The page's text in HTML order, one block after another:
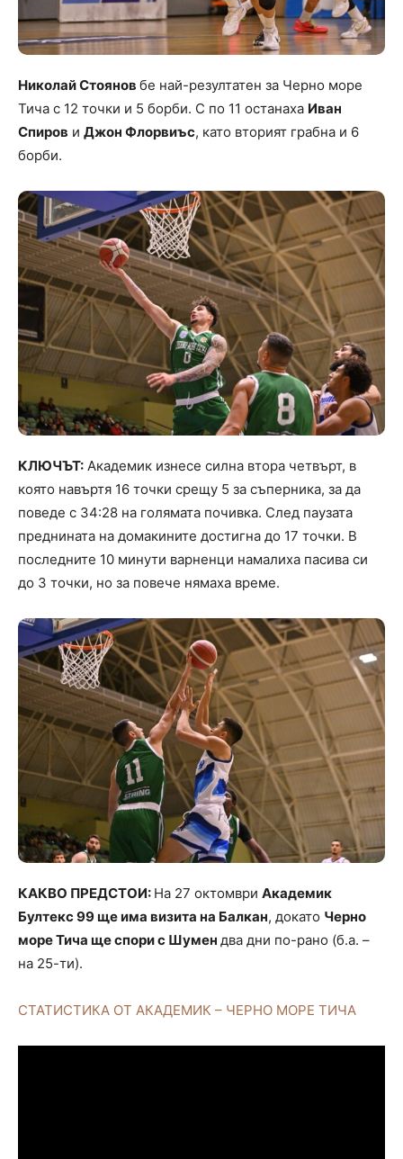
Николай Стоянов бе най-резултатен за Черно море
Тича с 12 точки и 5 борби. С по 11 останаха Иван
Спиров и Джон Флорвиъс, като вторият грабна и 6
борби.
КЛЮЧЪТ: Академик изнесе силна втора четвърт, в
която навъртя 16 точки срещу 5 за съперника, за да
поведе с 34:28 на голямата почивка. След паузата
преднината на домакините достигна до 17 точки. В
последните 10 минути варненци намалиха пасива си
до 3 точки, но за повече нямаха време.
КАКВО ПРЕДСТОИ: На 27 октомври Академик
Бултекс 99 ще има визита на Балкан, докато Черно
море Тича ще спори с Шумен два дни по-рано (б.а. –
на 25-ти).
СТАТИСТИКА ОТ АКАДЕМИК – ЧЕРНО МОРЕ ТИЧА